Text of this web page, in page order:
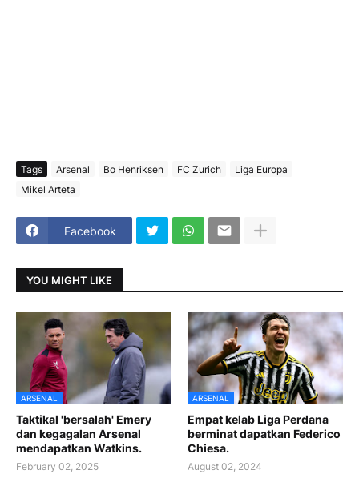
Tags Arsenal Bo Henriksen FC Zurich
Liga Europa
Mikel Arteta
Facebook
YOU MIGHT LIKE
ARSENAL
Taktikal 'bersalah' Emery
dan kegagalan Arsenal
mendapatkan Watkins.
February 02, 2025
ARSENAL
Empat kelab Liga Perdana
berminat dapatkan Federico
Chiesa.
August 02, 2024